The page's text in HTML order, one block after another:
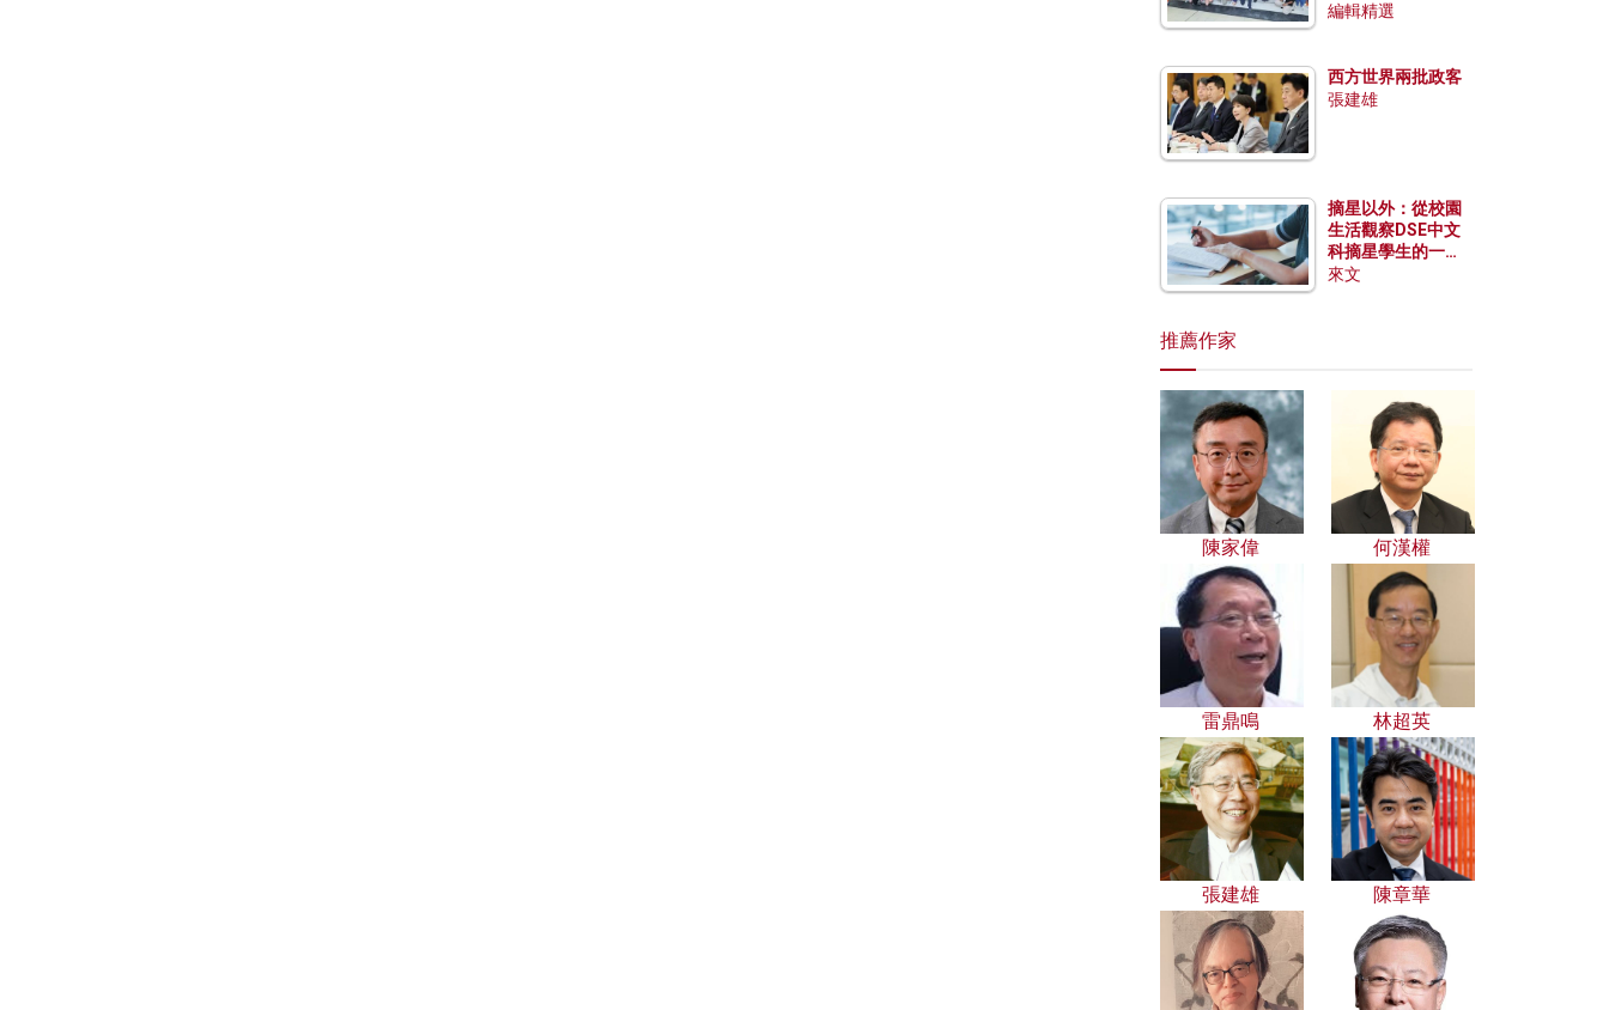
編輯精選
西方世界兩批政客
張建雄
摘星以外：從校園
生活觀察DSE中文
科摘星學生的一點
特質
來文
推薦作家
陳家偉 何漢權
雷鼎鳴 林超英
張建雄 陳章華